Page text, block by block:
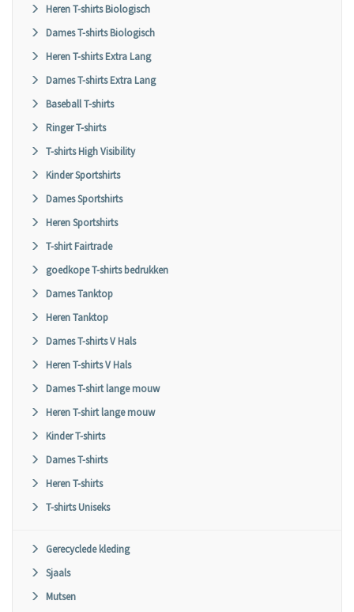
Heren T-shirts Biologisch
Dames T-shirts Biologisch
Heren T-shirts Extra Lang
Dames T-shirts Extra Lang
Baseball T-shirts
Ringer T-shirts
T-shirts High Visibility
Kinder Sportshirts
Dames Sportshirts
Heren Sportshirts
T-shirt Fairtrade
goedkope T-shirts bedrukken
Dames Tanktop
Heren Tanktop
Dames T-shirts V Hals
Heren T-shirts V Hals
Dames T-shirt lange mouw
Heren T-shirt lange mouw
Kinder T-shirts
Dames T-shirts
Heren T-shirts
T-shirts Uniseks
Gerecyclede kleding
Sjaals
Mutsen